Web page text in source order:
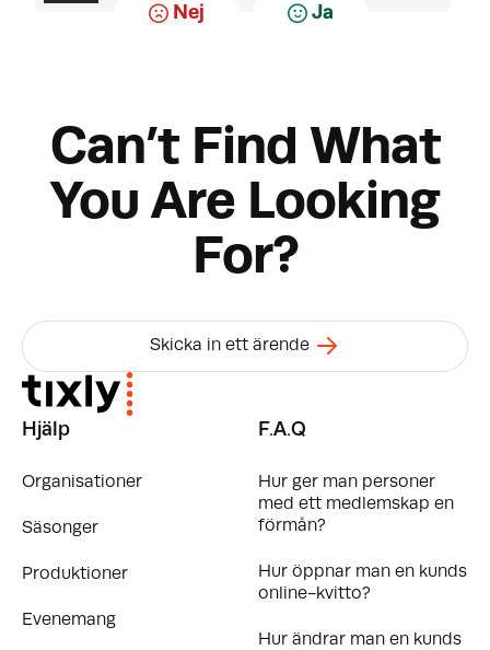
Nej Ja
Can’t Find What
You Are Looking
For?
Skicka in ett ärende
Hjälp
Organisationer
Säsonger
Produktioner
Evenemang
F.A.Q
Hur ger man personer
med ett medlemskap en
förmån?
Hur öppnar man en kunds
online-kvitto?
Hur ändrar man en kunds